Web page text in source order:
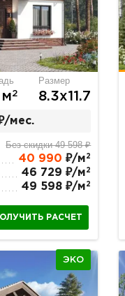
м2
Размер
8.3х11.7
мес.
Без скидки 49 598 ₽
40 990 ₽/м 2
46 729 ₽/м 2
49 598 ₽/м 2
РАСЧЕТ
ЭКО